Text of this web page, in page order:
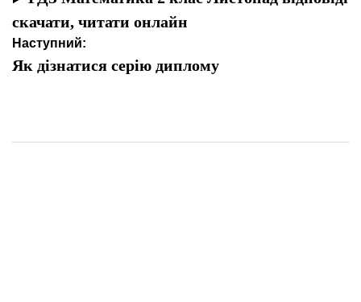
скачати, читати онлайн
Наступний:
Як дізнатися серію диплому